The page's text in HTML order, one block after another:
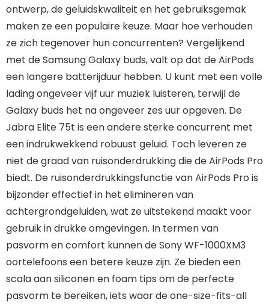
ontwerp, de geluidskwaliteit en het gebruiksgemak
maken ze een populaire keuze. Maar hoe verhouden
ze zich tegenover hun concurrenten? Vergelijkend
met de Samsung Galaxy buds, valt op dat de AirPods
een langere batterijduur hebben. U kunt met een volle
lading ongeveer vijf uur muziek luisteren, terwijl de
Galaxy buds het na ongeveer zes uur opgeven. De
Jabra Elite 75t is een andere sterke concurrent met
een indrukwekkend robuust geluid. Toch leveren ze
niet de graad van ruisonderdrukking die de AirPods Pro
biedt. De ruisonderdrukkingsfunctie van AirPods Pro is
bijzonder effectief in het elimineren van
achtergrondgeluiden, wat ze uitstekend maakt voor
gebruik in drukke omgevingen. In termen van
pasvorm en comfort kunnen de Sony WF-1000XM3
oortelefoons een betere keuze zijn. Ze bieden een
scala aan siliconen en foam tips om de perfecte
pasvorm te bereiken, iets waar de one-size-fits-all